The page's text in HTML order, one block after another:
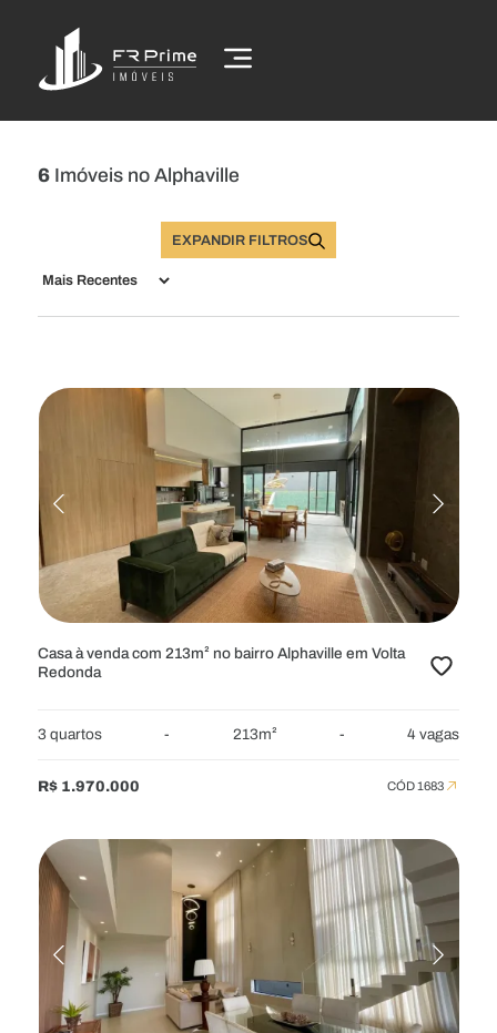
6 Imóveis no Alphaville
EXPANDIR FILTROS
Alugar
RESIDENCIAL
APARTAMENTOS APARTAMENTOS GARDEN
CASAS CHÁCARAS COBERTURAS
FAZENDAS FLATS SÍTIOS TERRENOS
GALPÕES LOJAS PONTOS PRÉDIOS
Selecione
VALOR
ÁREA MÍNIMA
Casa à venda com 213m² no bairro Alphaville em Volta
Redonda
3 quartos - 213m² - 4 vagas
R$ 1.970.000 CÓD 1683